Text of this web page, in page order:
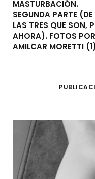
MASTURBACIÓN.
SEGUNDA PARTE (DE
LAS TRES QUE SON,
AHORA). FOTOS POR
AMILCAR MORETTI